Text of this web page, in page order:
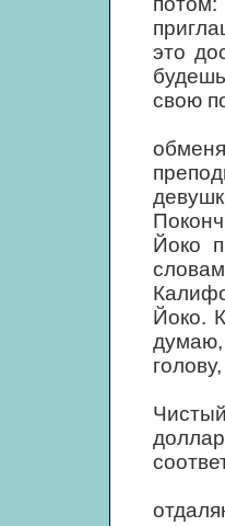
это
свою
Йоко
Йоко.
думаю,
К
Для